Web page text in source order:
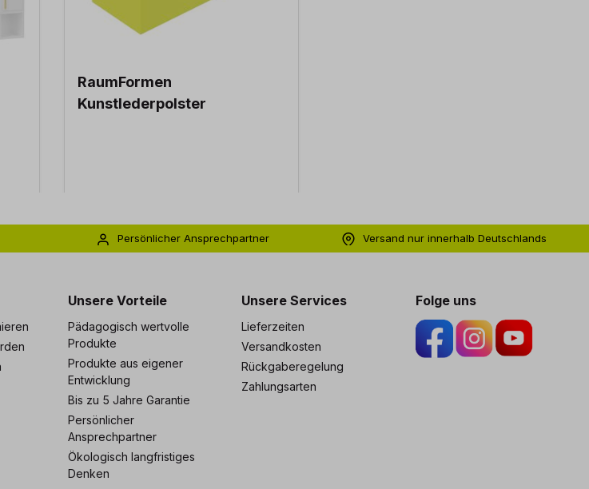
RaumFormen
Kunstlederpolster
Persönlicher Ansprechpartner
Versand nur innerhalb Deutschlands
Unsere Vorteile
Pädagogisch wertvolle
Produkte
Produkte aus eigener
Entwicklung
Bis zu 5 Jahre Garantie
Persönlicher
Ansprechpartner
Ökologisch langfristiges
Denken
Unsere Services
Lieferzeiten
Versandkosten
Rückgaberegelung
Zahlungsarten
Folge uns